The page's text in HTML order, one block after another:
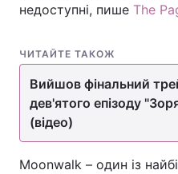
недоступні, пише The
ЧИТАЙТЕ ТАКОЖ
Вийшов фінальний
дев'ятого епізоду
(відео)
Moonwalk – один із